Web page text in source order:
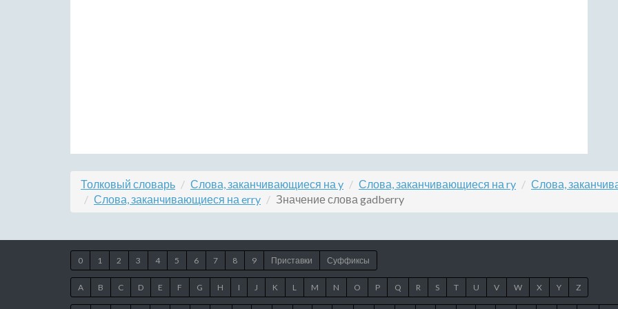
Толковый словарь Слова, заканчивающиеся на y Слова, заканчивающиеся на ry
Слова,
Слова, заканчивающиеся на erry
Значение слова gadberry
0 1 2 3 4 5 6 7 8 9 Приставки Суффиксы
A B C D E F G H I J K L M N O P Q R S T U V W X Y Z